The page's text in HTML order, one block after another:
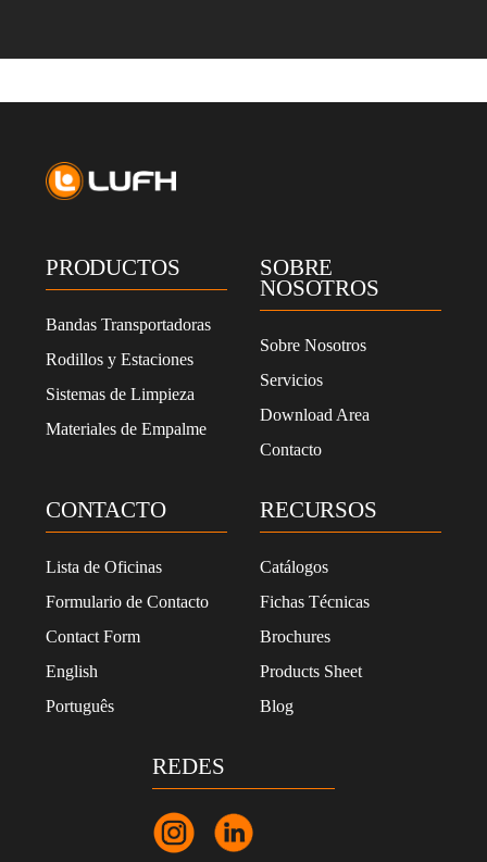
PRODUCTOS
Bandas Transportadoras
Rodillos y Estaciones
Sistemas de Limpieza
Materiales de Empalme
SOBRE
NOSOTROS
Sobre Nosotros
Servicios
Download Area
Contacto
CONTACTO
Lista de Oficinas
Formulario de Contacto
Contact Form
English
Português
RECURSOS
Catálogos
Fichas Técnicas
Brochures
Products Sheet
Blog
REDES